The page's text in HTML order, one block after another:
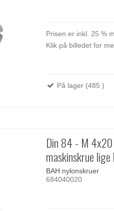
Prisen er inkl. 25 %
Klik på billedet for
På lager (485 )
Din 84 - M 4x20
maskinskrue
BAH nylonskruer
684040020